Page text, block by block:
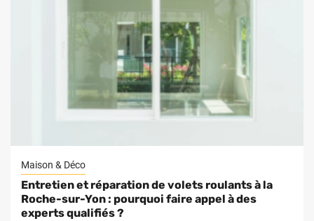
Maison & Déco
Entretien et réparation de volets roulants à la
Roche-sur-Yon : pourquoi faire appel à des
experts qualifiés ?